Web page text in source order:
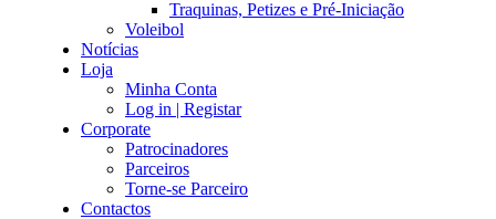
Traquinas, Petizes e Pré-Iniciação
Voleibol
Notícias
Loja
Minha Conta
Log in | Registar
Corporate
Patrocinadores
Parceiros
Torne-se Parceiro
Contactos